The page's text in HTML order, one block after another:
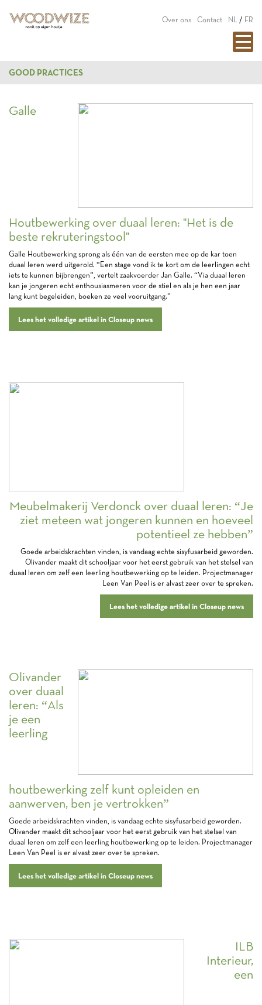
Over ons Contact NL / FR
GOOD PRACTICES
Galle
Houtbewerking over duaal leren: "Het is de
beste rekruteringstool"
Galle Houtbewerking sprong als één van de eersten mee op de kar toen
duaal leren werd uitgerold. “Een stage vond ik te kort om de leerlingen echt
iets te kunnen bijbrengen”, vertelt zaakvoerder Jan Galle. “Via duaal leren
kan je jongeren echt enthousiasmeren voor de stiel en als je hen een jaar
lang kunt begeleiden, boeken ze veel vooruitgang.”
Lees het volledige artikel in Closeup news
Meubelmakerij Verdonck over duaal leren: “Je
ziet meteen wat jongeren kunnen en hoeveel
potentieel ze hebben”
Goede arbeidskrachten vinden, is vandaag echte sisyfusarbeid geworden.
Olivander maakt dit schooljaar voor het eerst gebruik van het stelsel van
duaal leren om zelf een leerling houtbewerking op te leiden. Projectmanager
Leen Van Peel is er alvast zeer over te spreken.
Lees het volledige artikel in Closeup news
Olivander
over duaal
leren: “Als
je een
leerling
houtbewerking zelf kunt opleiden en
aanwerven, ben je vertrokken”
Goede arbeidskrachten vinden, is vandaag echte sisyfusarbeid geworden.
Olivander maakt dit schooljaar voor het eerst gebruik van het stelsel van
duaal leren om zelf een leerling houtbewerking op te leiden. Projectmanager
Leen Van Peel is er alvast zeer over te spreken.
Lees het volledige artikel in Closeup news
ILB
Interieur,
een